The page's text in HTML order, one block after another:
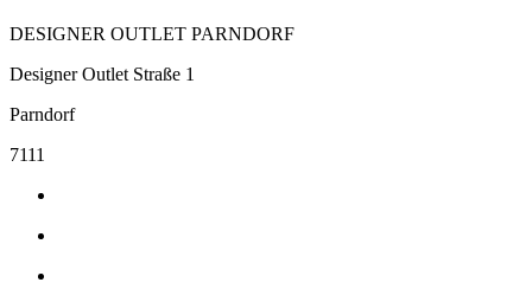
DESIGNER OUTLET PARNDORF
Designer Outlet Straße 1
Parndorf
7111